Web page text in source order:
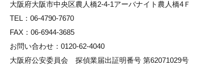
大阪府大阪市中央区農人橋2-4-1アーバナイト農人橋4Ｆ
TEL：06-4790-7670
FAX：06-6944-3685
お問い合わせ：0120-62-4040
大阪府公安委員会 探偵業届出証明番号 第62071029号